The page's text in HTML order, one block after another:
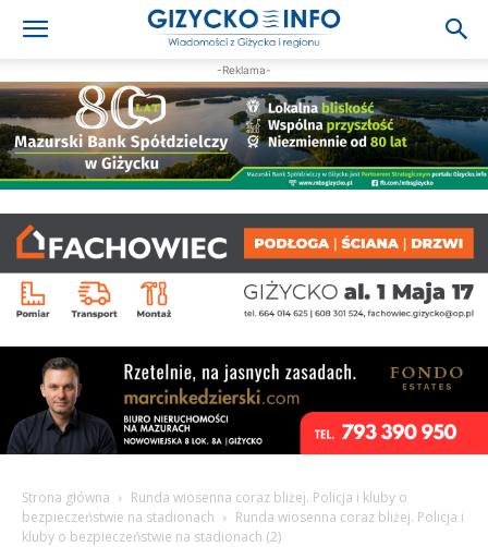
-Reklama-
Strona główna
Runda wiosenna coraz bliżej. Policja i kluby o
bezpieczeństwie na stadionach
Runda wiosenna coraz bliżej. Policja i
kluby o bezpieczeństwie na stadionach (2)